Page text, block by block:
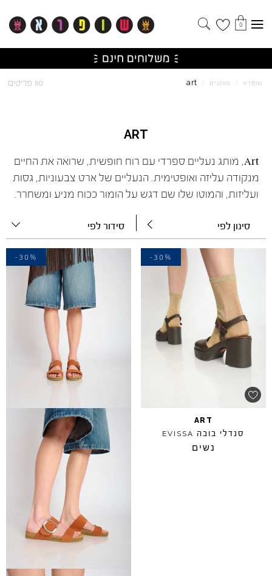
0
שופרא / מותגים /
art
ART
Art, מותג נעליים ספרדי עם רוח חופשית, שרואה את החיים
מנקודה עליזה ואופטימית. הנעליים של ארט צבעוניות, גסות
ועליזות, והמוטו שלו שם דגש על הומור ככוח מניע ומשחרר.
סינון לפי
80 פריטים
סידור לפי
-30%
ART
סנדלי בובה EVISSA
נשים
-30%